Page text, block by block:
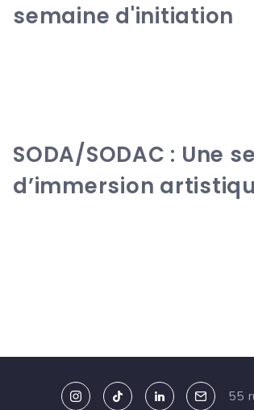
semaine d'initiation
SODA/SODAC : Une
d’immersion
55